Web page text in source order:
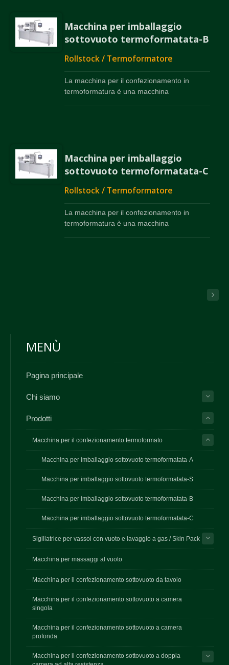
Macchina per imballaggio
sottovuoto termoformatata-B
Rollstock / Termoformatore
La macchina per il confezionamento in
termoformatura è una macchina
Macchina per imballaggio
sottovuoto termoformatata-C
Rollstock / Termoformatore
La macchina per il confezionamento in
termoformatura è una macchina
MENÙ
Pagina principale
Chi siamo
Prodotti
Macchina per il confezionamento termoformato
Macchina per imballaggio sottovuoto termoformatata-A
Macchina per imballaggio sottovuoto termoformatata-S
Macchina per imballaggio sottovuoto termoformatata-B
Macchina per imballaggio sottovuoto termoformatata-C
Sigillatrice per vassoi con vuoto e lavaggio a gas / Skin Pack
Macchina per massaggi al vuoto
Macchina per il confezionamento sottovuoto da tavolo
Macchina per il confezionamento sottovuoto a camera
singola
Macchina per il confezionamento sottovuoto a camera
profonda
Macchina per il confezionamento sottovuoto a doppia